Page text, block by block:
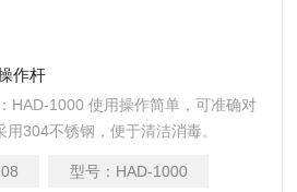
作杆
HAD-1000 使用操作简单，可准确对
304不锈钢，便于清洁消毒。
型号： HAD-1000